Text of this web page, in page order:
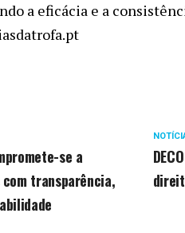
a eficácia e a
se a
transparência,